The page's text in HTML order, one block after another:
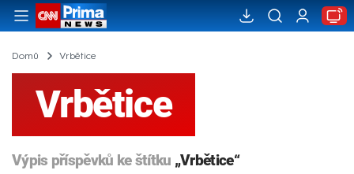
Domů Vrbětice
Vrbětice
Výpis příspěvků ke štítku „Vrbětice“